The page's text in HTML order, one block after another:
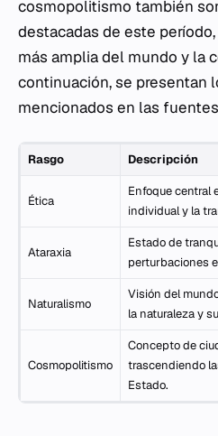
cosmopolitismo también
destacadas de este
más amplia del mundo y la
continuación, se presentan
mencionados en las
Rasgo Descripción
Ética
Enfoque central
individual y la
Ataraxia
Estado de
perturbaciones
Naturalismo
Visión del
la naturaleza y
Cosmopolitismo
Concepto de
trascendiendo
Estado.